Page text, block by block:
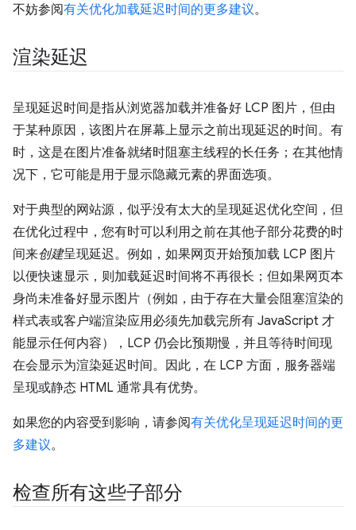
不妨参阅有关优化加载延迟时间的更多建议。
渲染延迟
呈现延迟时间是指从浏览器加载并准备好 LCP 图片，但由
于某种原因，该图片在屏幕上显示之前出现延迟的时间。有
时，这是在图片准备就绪时阻塞主线程的长任务；在其他情
况下，它可能是用于显示隐藏元素的界面选项。
对于典型的网站源，似乎没有太大的呈现延迟优化空间，但
在优化过程中，您有时可以利用之前在其他子部分花费的时
间来创建呈现延迟。例如，如果网页开始预加载 LCP 图片
以便快速显示，则加载延迟时间将不再很长；但如果网页本
身尚未准备好显示图片（例如，由于存在大量会阻塞渲染的
样式表或客户端渲染应用必须先加载完所有 JavaScript 才
能显示任何内容），LCP 仍会比预期慢，并且等待时间现
在会显示为渲染延迟时间。因此，在 LCP 方面，服务器端
呈现或静态 HTML 通常具有优势。
如果您的内容受到影响，请参阅有关优化呈现延迟时间的更
多建议。
检查所有这些子部分